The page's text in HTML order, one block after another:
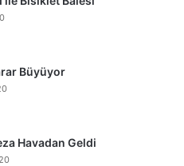
Büyüyor
Havadan Geldi